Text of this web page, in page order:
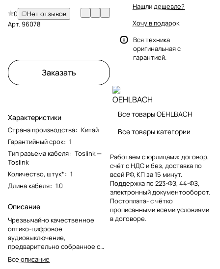
0
Нет отзывов
Арт.96078
Заказать
Характеристики
Страна производства: Китай
Гарантийный срок: 1
Тип разъема кабеля: Toslink —
Toslink
Количество, штук*: 1
Длина кабеля: 1.0
Описание
Чрезвычайно качественное
оптико-цифровое
аудиовыключение,
предварительно собранное с
двумя металлическими
штекерами TOSLINK.
Все описание
Нашли дешевле?
Хочу в подарок
Вся техника
оригинальная с
гарантией.
Все товары OEHLBACH
Все товары категории
Работаем с юрлицами: договор,
счёт с НДС и без, доставка по
всей РФ, КП за 15 минут.
Поддержка по 223-ФЗ, 44-ФЗ,
электронный документооборот.
Постоплата- с чётко
прописанными всеми условиями
в договоре.